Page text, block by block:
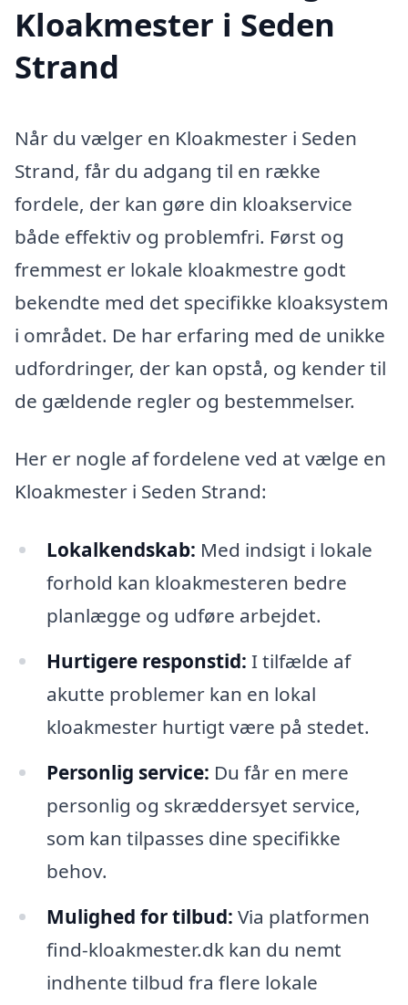
Kloakmester i Seden
Strand
Når du vælger en Kloakmester i Seden
Strand, får du adgang til en række
fordele, der kan gøre din kloakservice
både effektiv og problemfri. Først og
fremmest er lokale kloakmestre godt
bekendte med det specifikke kloaksystem
i området. De har erfaring med de unikke
udfordringer, der kan opstå, og kender til
de gældende regler og bestemmelser.
Her er nogle af fordelene ved at vælge en
Kloakmester i Seden Strand:
Lokalkendskab: Med indsigt i lokale
forhold kan kloakmesteren bedre
planlægge og udføre arbejdet.
Hurtigere responstid: I tilfælde af
akutte problemer kan en lokal
kloakmester hurtigt være på stedet.
Personlig service: Du får en mere
personlig og skræddersyet service,
som kan tilpasses dine specifikke
behov.
Mulighed for tilbud: Via platformen
find-kloakmester.dk kan du nemt
indhente tilbud fra flere lokale